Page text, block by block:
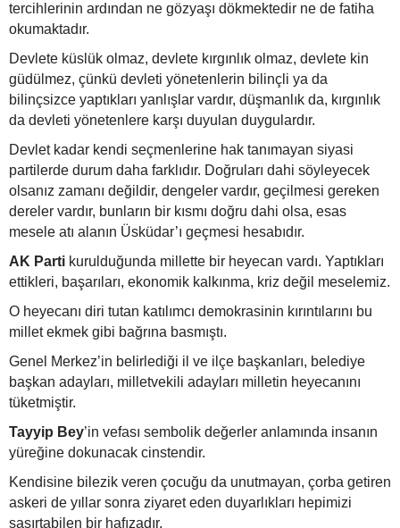
tercihlerinin ardından ne gözyaşı dökmektedir ne de fatiha
okumaktadır.
Devlete küslük olmaz, devlete kırgınlık olmaz, devlete kin
güdülmez, çünkü devleti yönetenlerin bilinçli ya da
bilinçsizce yaptıkları yanlışlar vardır, düşmanlık da, kırgınlık
da devleti yönetenlere karşı duyulan duygulardır.
Devlet kadar kendi seçmenlerine hak tanımayan siyasi
partilerde durum daha farklıdır. Doğruları dahi söyleyecek
olsanız zamanı değildir, dengeler vardır, geçilmesi gereken
dereler vardır, bunların bir kısmı doğru dahi olsa, esas
mesele atı alanın Üsküdar’ı geçmesi hesabıdır.
AK Parti kurulduğunda millette bir heyecan vardı. Yaptıkları
ettikleri, başarıları, ekonomik kalkınma, kriz değil meselemiz.
O heyecanı diri tutan katılımcı demokrasinin kırıntılarını bu
millet ekmek gibi bağrına basmıştı.
Genel Merkez’in belirlediği il ve ilçe başkanları, belediye
başkan adayları, milletvekili adayları milletin heyecanını
tüketmiştir.
Tayyip Bey’in vefası sembolik değerler anlamında insanın
yüreğine dokunacak cinstendir.
Kendisine bilezik veren çocuğu da unutmayan, çorba getiren
askeri de yıllar sonra ziyaret eden duyarlıkları hepimizi
şaşırtabilen bir hafızadır.